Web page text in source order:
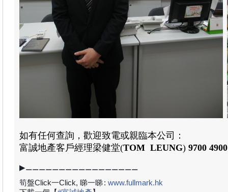
如有任何查詢，歡迎致電或親臨本公司：
富誠地產客戶經理梁健堂(TOM LEUNG) 9700 4900
▶⚊⚊⚊⚊⚊⚊⚊⚊⚊⚊⚊⚊⚊⚊⚊⚊⚊
筍盤Click一Click, 睇一睇: www.fullmark.hk